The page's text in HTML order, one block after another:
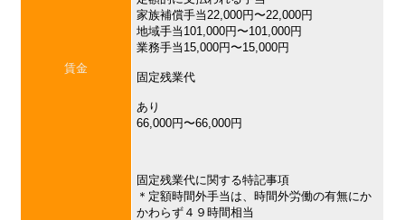
賃金
家族補償手当22,000円〜22,000円
地域手当101,000円〜101,000円
業務手当15,000円〜15,000円
固定残業代
あり
66,000円〜66,000円
固定残業代に関する特記事項
＊定額時間外手当は、時間外労働の有無にか
かわらず４９時間相当